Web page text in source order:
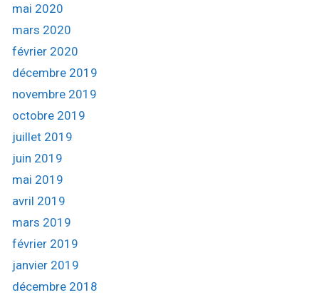
mai 2020
mars 2020
février 2020
décembre 2019
novembre 2019
octobre 2019
juillet 2019
juin 2019
mai 2019
avril 2019
mars 2019
février 2019
janvier 2019
décembre 2018